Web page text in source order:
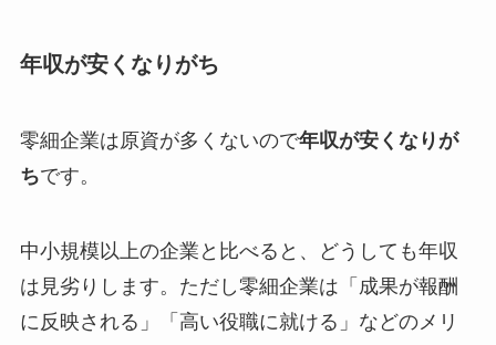
年収が安くなりがち
零細企業は原資が多くないので年収が安くなりが
ちです。
中小規模以上の企業と比べると、どうしても年収
は見劣りします。ただし零細企業は「成果が報酬
に反映される」「高い役職に就ける」などのメリ